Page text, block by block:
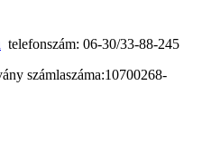
telefonszám: 06-30/33-88-245
számlaszáma:10700268-